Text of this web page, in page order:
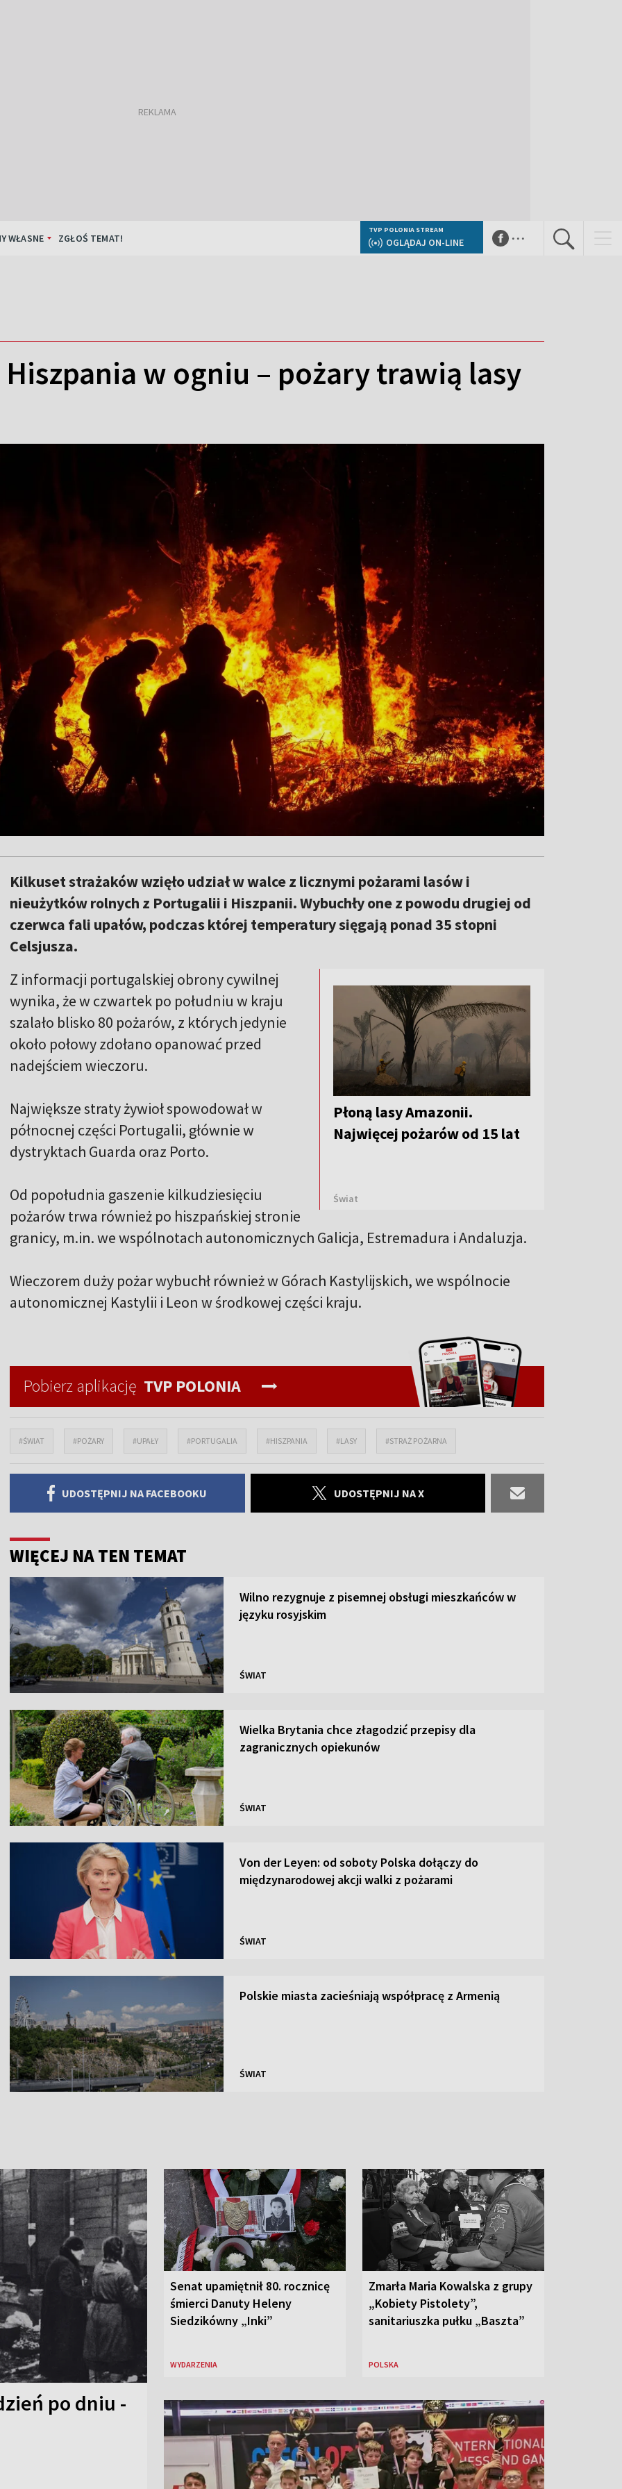
WŁASNE ZGŁOŚ TEMAT!
TVP POLONIA STREAM
OGLĄDAJ ON-LINE ...
w ogniu – pożary trawią lasy
Kilkuset strażaków wzięło udział w walce z licznymi pożarami lasów i
nieużytków rolnych z Portugalii i Hiszpanii. Wybuchły one z powodu drugiej od
czerwca fali upałów, podczas której temperatury sięgają ponad 35 stopni
Celsjusza.
Płoną lasy Amazonii.
Najwięcej pożarów od 15 lat
Świat
Z informacji portugalskiej obrony cywilnej
wynika, że w czwartek po południu w kraju
szalało blisko 80 pożarów, z których jedynie
około połowy zdołano opanować przed
nadejściem wieczoru.
Największe straty żywioł spowodował w
północnej części Portugalii, głównie w
dystryktach Guarda oraz Porto.
Od popołudnia gaszenie kilkudziesięciu
pożarów trwa również po hiszpańskiej stronie
granicy, m.in. we wspólnotach autonomicznych Galicja, Estremadura i Andaluzja.
Wieczorem duży pożar wybuchł również w Górach Kastylijskich, we wspólnocie
autonomicznej Kastylii i Leon w środkowej części kraju.
Pobierz aplikację TVP POLONIA
#ŚWIAT #POŻARY #UPAŁY #PORTUGALIA #HISZPANIA #LASY #STRAŻ POŻARNA
UDOSTĘPNIJ NA FACEBOOKU UDOSTĘPNIJ NA X
WIĘCEJ NA TEN TEMAT
Wilno rezygnuje z pisemnej obsługi mieszkańców w
języku rosyjskim
ŚWIAT
Wielka Brytania chce złagodzić przepisy dla
zagranicznych opiekunów
ŚWIAT
Von der Leyen: od soboty Polska dołączy do
międzynarodowej akcji walki z pożarami
ŚWIAT
Polskie miasta zacieśniają współpracę z Armenią
ŚWIAT
po dniu -
Senat upamiętnił 80. rocznicę
śmierci Danuty Heleny
Siedzikówny „Inki”
WYDARZENIA
Zmarła Maria Kowalska z grupy
„Kobiety Pistolety”,
sanitariuszka pułku „Baszta”
POLSKA